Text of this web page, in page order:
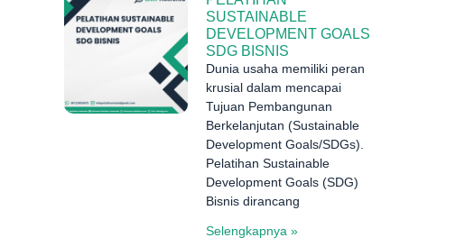
SUSTAINABLE
DEVELOPMENT GOALS
SDG BISNIS
Dunia usaha memiliki peran
krusial dalam mencapai
Tujuan Pembangunan
Berkelanjutan (Sustainable
Development Goals/SDGs).
Pelatihan Sustainable
Development Goals (SDG)
Bisnis dirancang
Selengkapnya »